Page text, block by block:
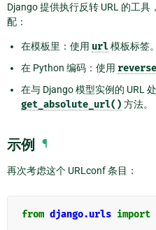
Django 提供执行反转 URL 的工
配：
在模板里：使用 url模板标签。
在 Python 编码：使用
在与 Django 模型实例的 URL
get_absolute_url() 方法。
示例 ¶
再次考虑这个 URLconf 条目：
from django.urls import